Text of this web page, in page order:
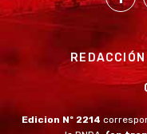
REDACCIÓN
Edicion Nº 2214